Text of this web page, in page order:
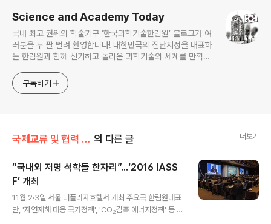
Science and Academy Today
국내 최고 권위의 학술기구 ‘한국과학기술한림원’ 블로그가 여
러분을 두 팔 벌려 환영합니다! 대한민국의 집단지성을 대표하
는 한림원과 함께 신기하고 놀라운 과학기술의 세계를 만끽하
구독하기
국제교류 및 협력 증진/국제심포지엄 의 다른 글 더보기
“국내외 저명 석학들 한자리”․․․‘2016 IASS
F’ 개최
11월 2·3일 서울 더플라자호텔서 개최 주요국 한림원대표
단, '자연재해 대응 국가정책', 'CO₂감축 에너지정책' 등 토